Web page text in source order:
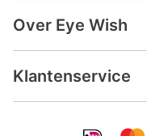
Over Eye Wish
Klantenservice